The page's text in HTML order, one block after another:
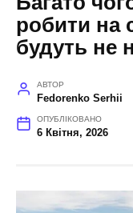
робити на
будуть не
АВТОР
Fedorenko Serhii
ОПУБЛІКОВАНО
6 Квітня, 2026